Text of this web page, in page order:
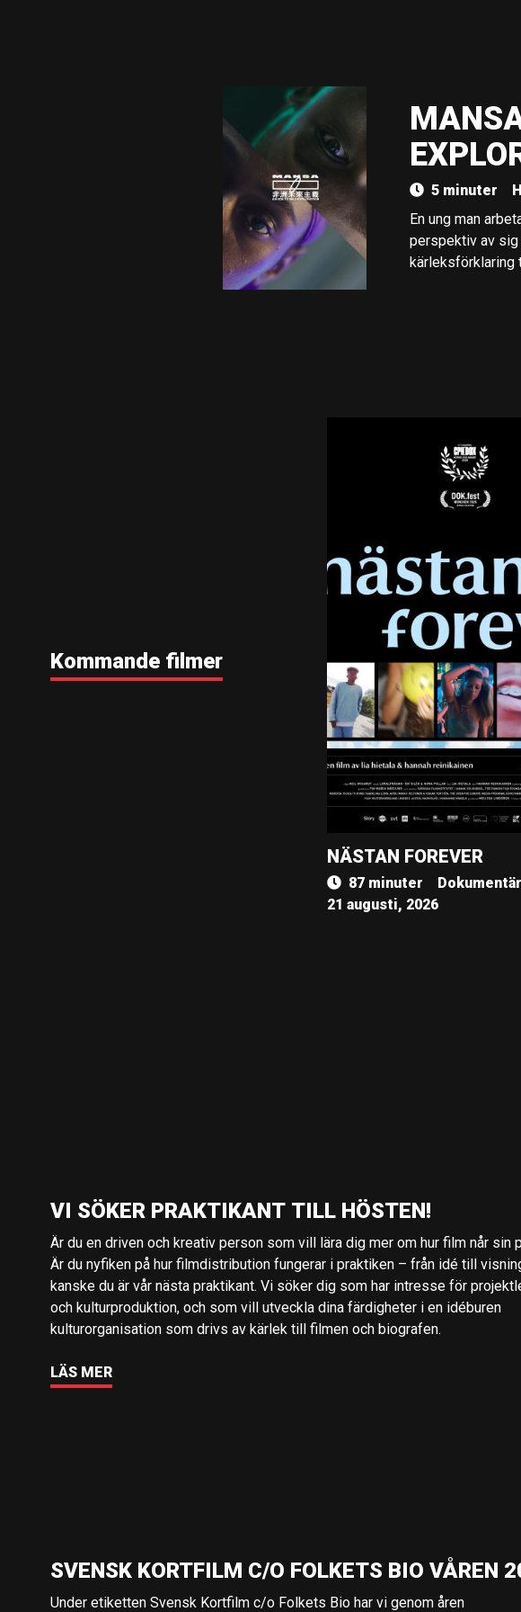
5 minuter
En ung man
perspektiv av sig
kärleksförklaring
Kommande filmer
NÄSTAN FOREVER
87 minuter Dokumentär
21 augusti, 2026
VI SÖKER PRAKTIKANT TILL HÖSTEN!
Är du en driven och kreativ person som vill lära dig mer om hur film når sin
Är du nyfiken på hur filmdistribution fungerar i praktiken – från idé till
kanske du är vår nästa praktikant. Vi söker dig som har intresse för
och kulturproduktion, och som vill utveckla dina färdigheter i en idéburen
kulturorganisation som drivs av kärlek till filmen och biografen.
LÄS MER
SVENSK KORTFILM C/O FOLKETS BIO VÅREN
Under etiketten Svensk Kortfilm c/o Folkets Bio har vi genom åren